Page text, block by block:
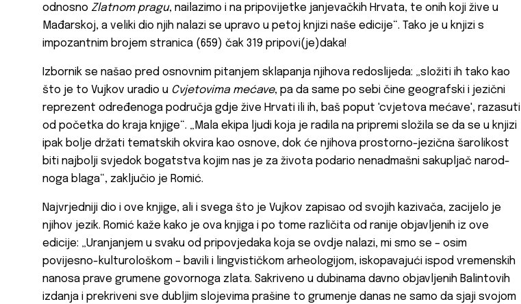
odnosno Zlatnom pragu, nailazimo i na pripovijetke janjevačkih Hrvata, te onih koji žive u
Mađarskoj, a veliki dio njih nalazi se upravo u petoj knjizi naše edicije“. Tako je u knjizi s
impozantnim brojem stranica (659) čak 319 pripovi(je)daka!
Izbornik se našao pred osnovnim pitanjem sklapanja njihova redoslijeda: „složiti ih tako kao
što je to Vujkov uradio u Cvjetovima mećave, pa da same po sebi čine geografski i jezični
reprezent određenoga područja gdje žive Hrvati ili ih, baš poput 'cvjetova mećave', razasuti
od početka do kraja knjige“. „Mala ekipa ljudi koja je radila na pripremi složila se da se u knjizi
ipak bolje držati tematskih okvira kao osnove, dok će njihova prostorno-jezična šarolikost
biti najbolji svjedok bogatstva kojim nas je za života podario nenadmašni sakupljač narod­
noga blaga“, zaključio je Romić.
Najvrjedniji dio i ove knjige, ali i svega što je Vujkov zapisao od svojih kazivača, zacijelo je
njihov jezik. Romić kaže kako je ova knjiga i po tome različita od ranije objavljenih iz ove
edicije: „Uranjanjem u svaku od pripovjedaka koja se ovdje nalazi, mi smo se – osim
povijesno-kulturološkom – bavili i lingvističkom arheologijom, iskopavajući ispod vremenskih
nanosa prave grumene govornoga zlata. Sakriveno u dubinama davno objavljenih Balintovih
izdanja i prekriveni sve dubljim slojevima prašine to grumenje danas ne samo da sjaji svojom